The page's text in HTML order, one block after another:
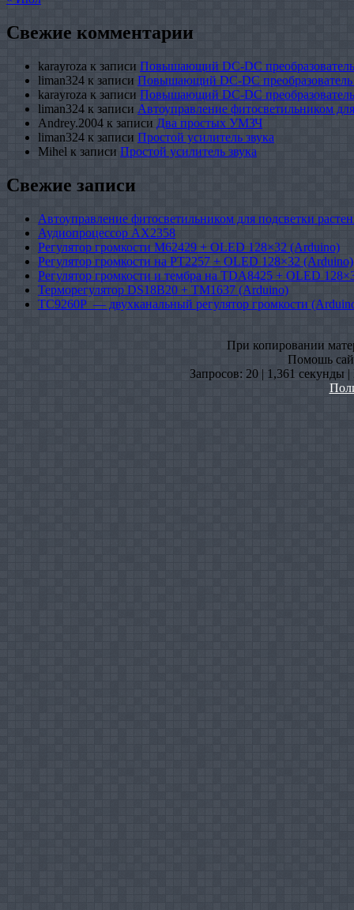
Свежие комментарии
karayroza к записи Повышающий DC-DC
liman324 к записи Повышающий DC-DC
karayroza к записи Повышающий DC-DC
liman324 к записи Автоуправление фитосветильником
Andrey.2004 к записи Два простых УМЗЧ
liman324 к записи Простой усилитель звука
Mihel к записи Простой усилитель звука
Свежие записи
Автоуправление фитосветильником для подсветки
Аудиопроцессор AX2358
Регулятор громкости M62429 + OLED 128×32 (Arduino)
Регулятор громкости на PT2257 + OLED 128×32 (Arduino)
Регулятор громкости и тембра на TDA8425 + OLED
Терморегулятор DS18B20 + TM1637 (Arduino)
TC9260P — двухканальный регулятор громкости
При копировании
Помошь
Запросов: 20 | 1,361 секунды